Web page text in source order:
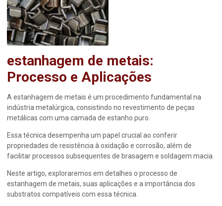
estanhagem de metais:
Processo e Aplicações
Aestanhagem de metais é um procedimento fundamental na
indústria metalúrgica, consistindo no revestimento de peças
metálicas com uma camada de estanho puro.
Essa técnica desempenha um papel crucial ao conferir
propriedades de resistência à oxidação e corrosão, além de
facilitar processos subsequentes de brasagem e soldagem macia.
Neste artigo, exploraremos em detalhes o processo de
estanhagem de metais, suas aplicações e a importância dos
substratos compatíveis com essa técnica.